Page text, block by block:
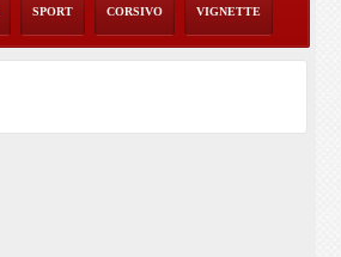
SPORT CORSIVO VIGNETTE